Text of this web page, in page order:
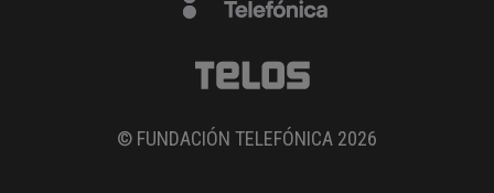
© FUNDACIÓN TELEFÓNICA 2026